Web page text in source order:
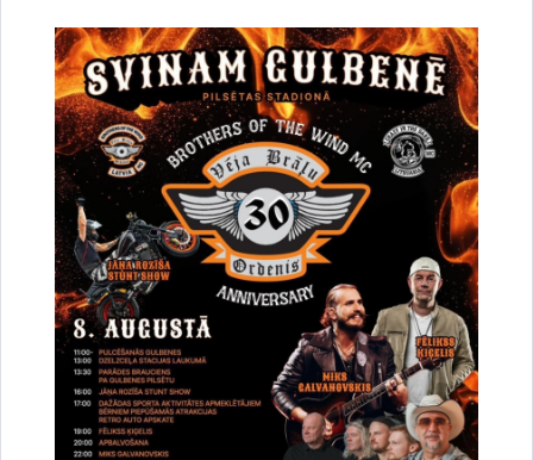
Vai šī informācija bija noderīga?
Sniegt atsauksmi